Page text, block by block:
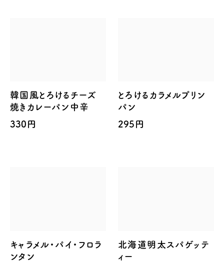
韓国風とろけるチーズ
焼きカレーパン中辛
330円
とろけるカラメルプリン
パン
295円
キャラメル・パイ・フロラ
ンタン
北海道明太スパゲッテ
ィー